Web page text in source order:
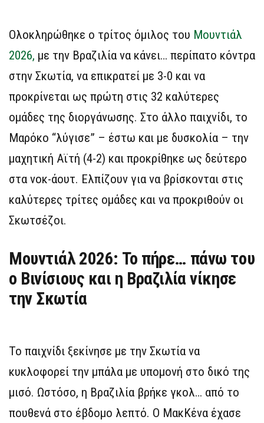
Ολοκληρώθηκε ο τρίτος όμιλος του Μουντιάλ
2026, με την Βραζιλία να κάνει… περίπατο κόντρα
στην Σκωτία, να επικρατεί με 3-0 και να
προκρίνεται ως πρώτη στις 32 καλύτερες
ομάδες της διοργάνωσης. Στο άλλο παιχνίδι, το
Μαρόκο “λύγισε” – έστω και με δυσκολία – την
μαχητική Αϊτή (4-2) και προκρίθηκε ως δεύτερο
στα νοκ-άουτ. Ελπίζουν για να βρίσκονται στις
καλύτερες τρίτες ομάδες και να προκριθούν οι
Σκωτσέζοι.
Μουντιάλ 2026: Το πήρε… πάνω του
ο Βινίσιους και η Βραζιλία νίκησε
την Σκωτία
Το παιχνίδι ξεκίνησε με την Σκωτία να
κυκλοφορεί την μπάλα με υπομονή στο δικό της
μισό. Ωστόσο, η Βραζιλία βρήκε γκολ… από το
πουθενά στο έβδομο λεπτό. Ο ΜακΚένα έχασε